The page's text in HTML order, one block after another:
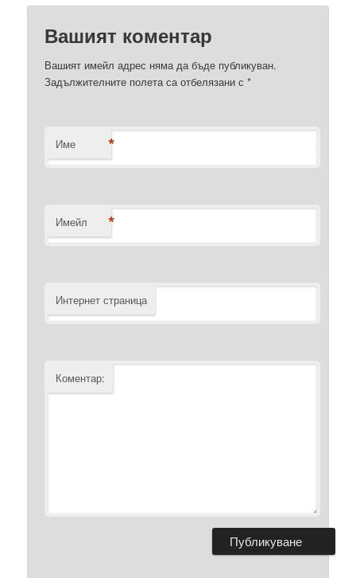
Вашият коментар
Вашият имейл адрес няма да бъде публикуван.
Задължителните полета са отбелязани с*
Име *
Имейл *
Интернет страница
Коментар: